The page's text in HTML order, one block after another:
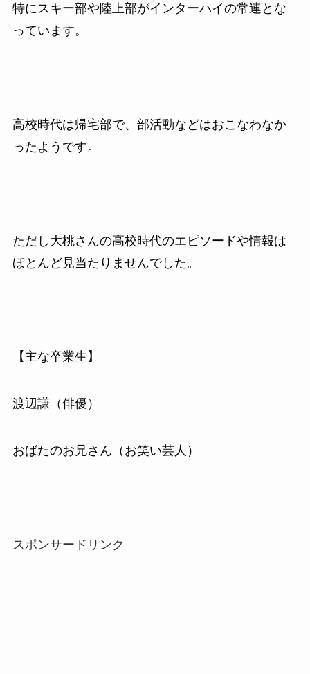
特にスキー部や陸上部がインターハイの常連とな
っています。
高校時代は帰宅部で、部活動などはおこなわなか
ったようです。
ただし大桃さんの高校時代のエピソードや情報は
ほとんど見当たりませんでした。
【主な卒業生】
渡辺謙（俳優）
おばたのお兄さん（お笑い芸人）
スポンサードリンク